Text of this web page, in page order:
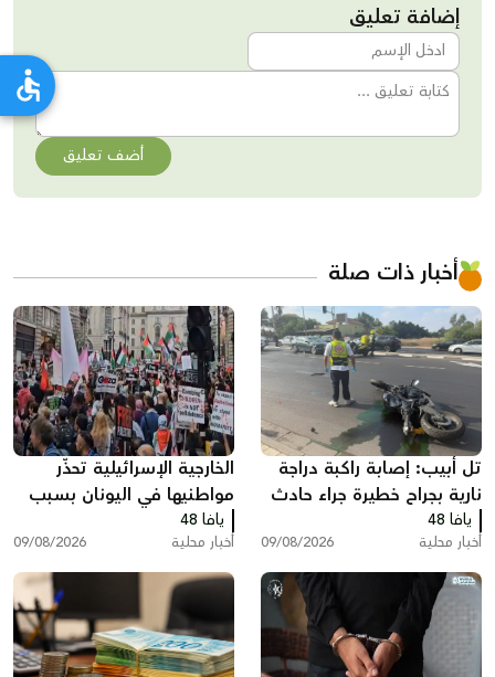
إضافة تعليق
أضف تعليق
أخبار ذات صلة
تل أبيب: إصابة راكبة دراجة
نارية بجراح خطيرة جراء حادث
طرق
يافا 48
أخبار محلية 09/08/2026
الخارجية الإسرائيلية تحذّر
مواطنيها في اليونان بسبب
مظاهرات دعم لغزة
يافا 48
أخبار محلية 09/08/2026